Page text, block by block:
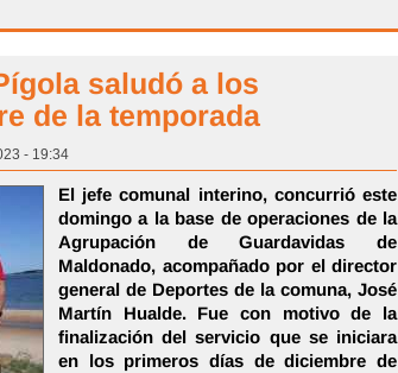
saludó a los
de la temporada
- 19:34
El jefe comunal interino, concurrió este
domingo a la base de operaciones de la
Agrupación de Guardavidas de
Maldonado, acompañado por el director
general de Deportes de la comuna, José
Martín Hualde. Fue con motivo de la
finalización del servicio que se iniciara
en los primeros días de diciembre de